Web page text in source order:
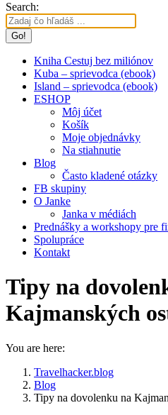
Search:
Kniha Cestuj bez miliónov
Kuba – sprievodca (ebook)
Island – sprievodca (ebook)
ESHOP
Môj účet
Košík
Moje objednávky
Na stiahnutie
Blog
Často kladené otázky
FB skupiny
O Janke
Janka v médiách
Prednášky a workshopy pre
Spolupráce
Kontakt
Tipy na
Kajmanských
You are here:
Travelhacker.blog
Blog
Tipy na dovolenku na